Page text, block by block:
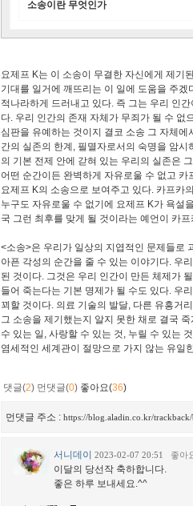
소송이란 무엇인가
요제프 K는 이 소송이 무결한 자신에게 제기
기대를 일거에 깨뜨리는 이 일에 도움을 주
적나라하게 드러내고 있다. 즉 그는 우리 인
다. 우리 인간의 존재 자체가 무죄가 될 수 없
심판을 유예하는 것이지 결코 소송 그 자체
간의 실존의 한계, 필멸자로서의 숙명을 암
의 기본 전제 안에 갇혀 있는 우리의 실존은
어떤 순간이든 완벽하게 자유로울 수 없고
요제프 K의 소송으로 보여주고 있다. 카프카
누구도 자유로울 수 없기에 요제프 K가 욕설
국 그런 최후를 맞게 될 것이라는 예언이 카
<소송>은 우리가 일상의 지엽적인 문제들로
아픈 각성의 순간을 줄 수 있는 이야기다. 우
된 것이다. 그것은 우리 인간이 만든 체제가
들어 죽는다는 기본 명제가 될 수도 있다. 우
꾀할 것이다. 의료 기술의 발달, 다른 유흥거
그 소송을 제기했는지 알지 못한 채로 결국
수 있는 일, 사랑할 수 있는 것, 누릴 수 있는
염세적인 세계관이 절망으로 가지 않는 유일
댓글(2) 먼댓글(0) 좋아요(36)
먼댓글 주소 : https://blog.aladin.co.kr/
서니데이 2023-02-07 20:51 좋아
이달의 당선작 축하합니다.
좋은 하루 보내세요.^^